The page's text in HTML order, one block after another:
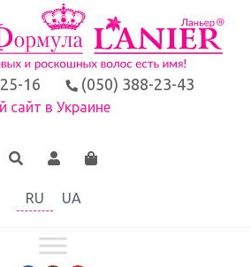
16 (050) 388-23-43
сайт в Украине
RU UA